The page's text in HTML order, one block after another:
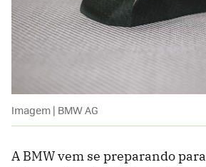
Imagem | BMW AG
A BMW vem se preparando